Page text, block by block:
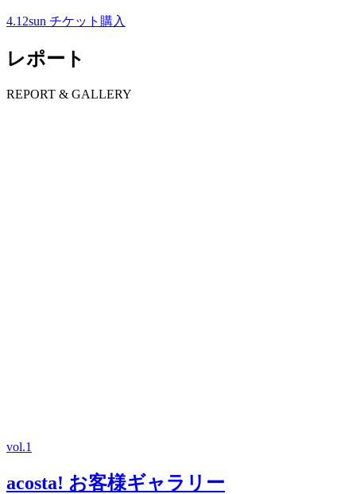
4.12sun チケット購入
レポート
REPORT & GALLERY
vol.1
acosta! お客様ギャラリー